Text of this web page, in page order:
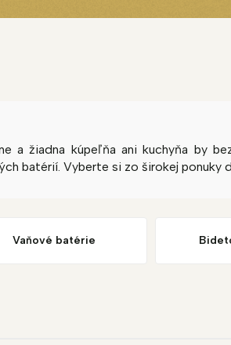
a žiadna kúpeľňa ani kuchyňa by
batérií. Vyberte si zo širokej ponuky
Vaňové batérie